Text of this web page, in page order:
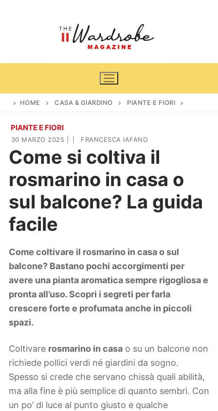
Home
News
Cinema e TV
Casa & Giardino
Arredamento
Piante e fiori
DIY
Lifestyle
Viaggi
HOME CASA & GIARDINO PIANTE E FIORI
PIANTE E FIORI
30 MARZO 2025 FRANCESCA IAFANO
Come si coltiva il
rosmarino in casa o
sul balcone? La guida
facile
Come coltivare il rosmarino in casa o sul
balcone? Bastano pochi accorgimenti per
avere una pianta aromatica sempre rigogliosa e
pronta all’uso. Scopri i segreti per farla
crescere forte e profumata anche in piccoli
spazi.
Coltivare rosmarino in casa o su un balcone non
richiede pollici verdi né giardini da sogno.
Spesso si crede che servano chissà quali abilità,
ma alla fine è più semplice di quanto sembri. Con
un po’ di luce al punto giusto e qualche